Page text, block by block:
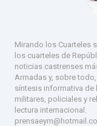
Mirando los Cuarteles
los cuarteles de
noticias castrenses
Armadas y, sobre
síntesis informativa de
militares, policiales y
lectura internacional.